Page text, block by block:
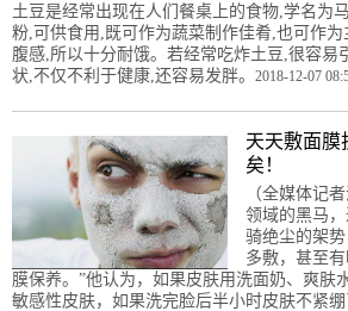
土豆是经常出现在人们餐桌上的食物,学名为
粉,可供食用,既可作为蔬菜制作佳肴,也可作
腹感,所以十分耐饿。若经常吃炸土豆,很容易
状,不仅不利于健康,还容易发胖。 2018-12-07
天天敷面膜
矣！
（全媒体记
领域的黑马
骑绝尘的架
多敷，甚至
膜保养。”他认为，如果皮肤用洗面奶、爽肤
敏感性皮肤，如果洗完脸后半小时皮肤不紧